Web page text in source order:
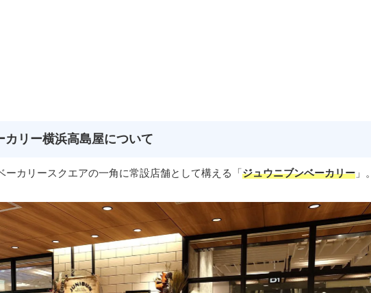
カリー横浜高島屋について
ーカリースクエアの一角に常設店舗として構える「ジュウニブンベーカリー 」。